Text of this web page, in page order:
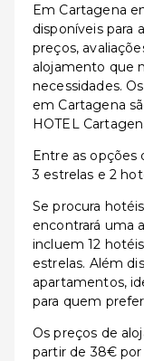
Em Cartagena
disponíveis para
preços,
alojamento que
necessidades.
em Cartagena
HOTEL
Entre as opções
3 estrelas e 2
Se procura
encontrará uma
incluem 12
estrelas. Além
apartamentos,
para quem
Os preços de
partir de 38€